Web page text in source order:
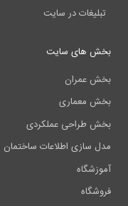
تبلیغات در سایت
بخش های سایت
بخش عمران
بخش معماری
بخش طراحی عملکردی
مدل سازی اطلاعات ساختمان BIM
آموزشگاه
فروشگاه